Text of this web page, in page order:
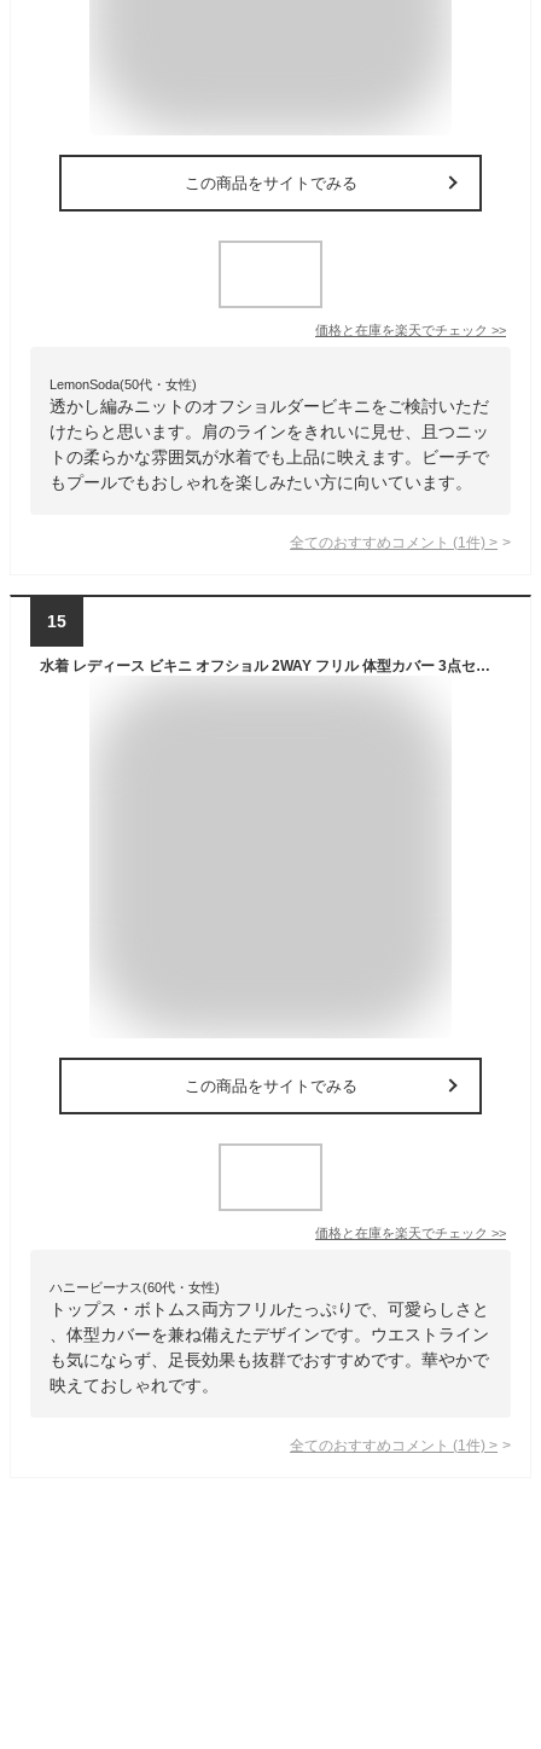
この商品をサイトでみる
価格と在庫を楽天でチェック >>
LemonSoda(50代・女性)
透かし編みニットのオフショルダービキニをご検討いただ
けたらと思います。肩のラインをきれいに見せ、且つニッ
トの柔らかな雰囲気が水着でも上品に映えます。ビーチで
もプールでもおしゃれを楽しみたい方に向いています。
全てのおすすめコメント (1 件) >
15
水着 レディース ビキニ オフショル 2WAY フリル 体型カバー 3点セット オフショルダー 袖付き スカート付き ショートパンツ プール 海 リゾート 女の子 ママ水着 ハイウエスト ネイビー ブラック S/M/L
この商品をサイトでみる
価格と在庫を楽天でチェック >>
ハニービーナス(60代・女性)
トップス・ボトムス両方フリルたっぷりで、可愛らしさと
、体型カバーを兼ね備えたデザインです。ウエストライン
も気にならず、足長効果も抜群でおすすめです。華やかで
映えておしゃれです。
全てのおすすめコメント (1 件) >